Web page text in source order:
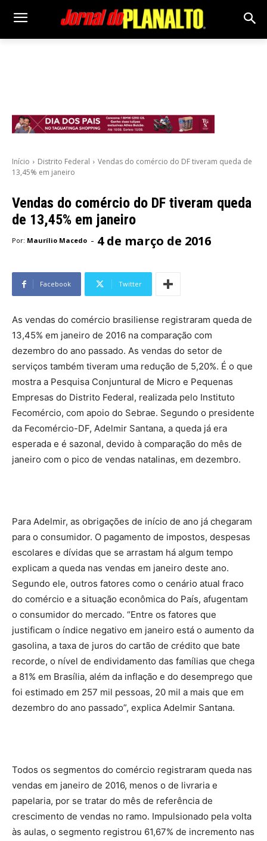
Início Distrito Federal
Vendas do comércio do DF tiveram queda de
13,45% em janeiro
Vendas do comércio do DF tiveram queda
de 13,45% em janeiro
Por: Maurílio Macedo - 4 de março de 2016
Facebook Twitter
As vendas do comércio brasiliense registraram queda de
13,45% em janeiro de 2016 na comparação com
dezembro do ano passado. As vendas do setor de
serviços também tiveram uma redução de 5,20%. É o que
mostra a Pesquisa Conjuntural de Micro e Pequenas
Empresas do Distrito Federal, realizada pelo Instituto
Fecomércio, com apoio do Sebrae. Segundo o presidente
da Fecomércio-DF, Adelmir Santana, a queda já era
esperada e é sazonal, devido à comparação do mês de
janeiro com o pico de vendas natalinas, em dezembro.
Para Adelmir, as obrigações de início de ano já chegaram
para o consumidor. O pagamento de impostos, despesas
escolares e dívidas que se arrastam há algum tempo
explicam a queda nas vendas em janeiro deste ano.
Segundo ele, outros fatores como o cenário atual fraco
do comércio e a situação econômica do País, afugentam
o consumidor do mercado. “Entre os fatores que
justificam o índice negativo em janeiro está o aumento da
gasolina, a taxa de juros do cartão de crédito que bate
recorde, o nível de endividamento das famílias que chega
a 81% em Brasília, além da inflação e do desemprego que
foi estimado em 257 mil pessoas, 20 mil a mais que em
dezembro do ano passado”, explica Adelmir Santana.
Todos os segmentos do comércio registraram queda nas
vendas em janeiro de 2016, menos o de livraria e
papelaria, por se tratar do mês de referência de
crescimento de vendas no ramo. Impulsionado pela volta
às aulas, o segmento registrou 61,67% de incremento nas